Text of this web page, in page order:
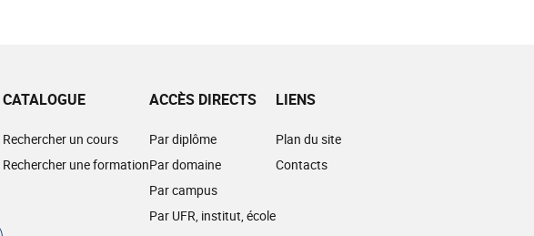
CATALOGUE
Rechercher un cours
Rechercher une formation
ACCÈS DIRECTS
Par diplôme
Par domaine
Par campus
Par UFR, institut, école
LIENS
Plan du site
Contacts